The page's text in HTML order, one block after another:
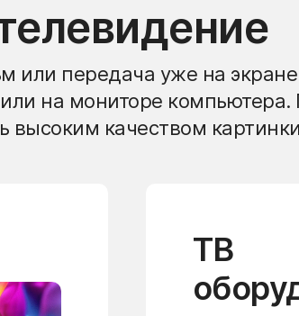
или передача уже на экране
на мониторе
высоким качеством
ТВ